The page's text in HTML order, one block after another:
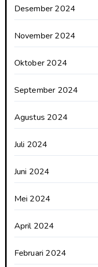
Desember 2024
November 2024
Oktober 2024
September 2024
Agustus 2024
Juli 2024
Juni 2024
Mei 2024
April 2024
Februari 2024